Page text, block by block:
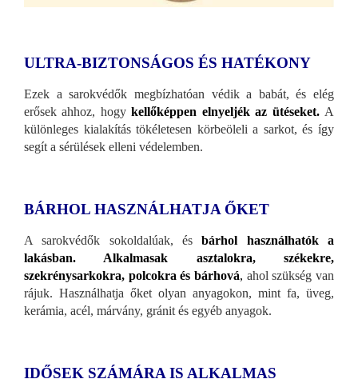
ULTRA-BIZTONSÁGOS ÉS HATÉKONY
Ezek a sarokvédők megbízhatóan védik a babát, és elég
erősek ahhoz, hogykellőképpen elnyeljék az ütéseket. A
különleges kialakítás tökéletesen körbeöleli a sarkot, és így
segít a sérülések elleni védelemben.
BÁRHOL HASZNÁLHATJA ŐKET
A sarokvédők sokoldalúak, ésbárhol használhatók a
lakásban. Alkalmasak asztalokra, székekre,
szekrénysarkokra, polcokra és bárhová, ahol szükség van
rájuk. Használhatja őket olyan anyagokon, mint fa, üveg,
kerámia, acél, márvány, gránit és egyéb anyagok.
IDŐSEK SZÁMÁRA IS ALKALMAS